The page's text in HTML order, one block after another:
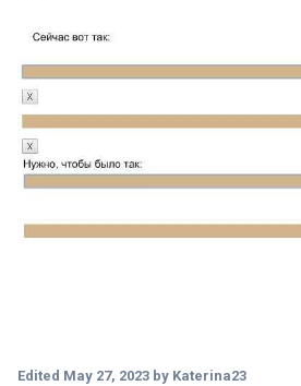
Edited May 27, 2023 by Katerina23